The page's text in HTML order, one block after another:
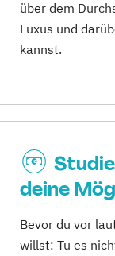
über dem
Luxus und
kannst.
deine
Bevor du vor
willst: Tu es